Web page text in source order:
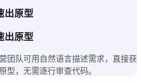
出原型
出原型
团队可用自然语言描述需求，直接获
型，无需逐行审查代码。